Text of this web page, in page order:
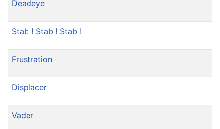
Deadeye
Stab ! Stab ! Stab !
Frustration
Displacer
Vader